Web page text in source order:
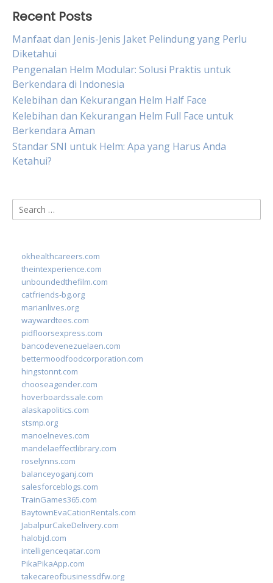
Recent Posts
Manfaat dan Jenis-Jenis Jaket Pelindung yang Perlu
Diketahui
Pengenalan Helm Modular: Solusi Praktis untuk
Berkendara di Indonesia
Kelebihan dan Kekurangan Helm Half Face
Kelebihan dan Kekurangan Helm Full Face untuk
Berkendara Aman
Standar SNI untuk Helm: Apa yang Harus Anda
Ketahui?
Search
for:
okhealthcareers.com
theintexperience.com
unboundedthefilm.com
catfriends-bg.org
marianlives.org
waywardtees.com
pidfloorsexpress.com
bancodevenezuelaen.com
bettermoodfoodcorporation.com
hingstonnt.com
chooseagender.com
hoverboardssale.com
alaskapolitics.com
stsmp.org
manoelneves.com
mandelaeffectlibrary.com
roselynns.com
balanceyoganj.com
salesforceblogs.com
TrainGames365.com
BaytownEvaCationRentals.com
JabalpurCakeDelivery.com
halobjd.com
intelligenceqatar.com
PikaPikaApp.com
takecareofbusinessdfw.org